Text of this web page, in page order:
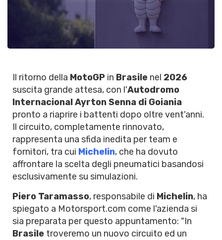
Il ritorno della MotoGP in Brasile nel 2026
suscita grande attesa, con l'Autodromo
Internacional Ayrton Senna di Goiania
pronto a riaprire i battenti dopo oltre vent'anni.
Il circuito, completamente rinnovato,
rappresenta una sfida inedita per team e
fornitori, tra cui Michelin, che ha dovuto
affrontare la scelta degli pneumatici basandosi
esclusivamente su simulazioni.
Piero Taramasso, responsabile di Michelin, ha
spiegato a Motorsport.com come l'azienda si
sia preparata per questo appuntamento: "In
Brasile troveremo un nuovo circuito ed un